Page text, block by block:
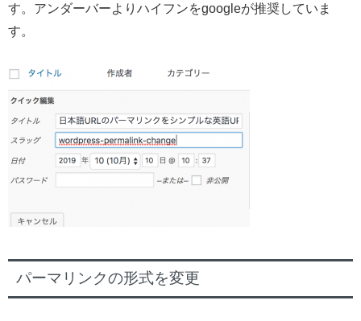
す。アンダーバーよりハイフンをgoogleが推奨していま
す。
パーマリンクの形式を変更